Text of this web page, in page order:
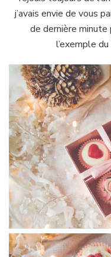
j’avais envie de vous
de dernière minute
l’exemple